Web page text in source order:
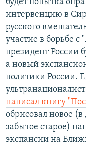
будет попытка
интервенцию в
русского
участие в борьбе
президент России
а новый
политики России.
ультранационалист
написал книгу
обрисовал новое
забытое старое)
экспансии на